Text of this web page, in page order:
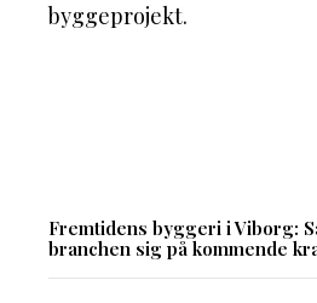
byggeprojekt.
Fremtidens byggeri i Viborg:
branchen sig på kommende